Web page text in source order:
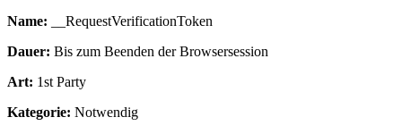
Name: __RequestVerificationToken
Dauer: Bis zum Beenden der Browsersession
Art: 1st Party
Kategorie: Notwendig